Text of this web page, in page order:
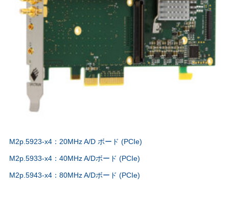
M2p.5923-x4：20MHz A/D ボード (PCIe)
M2p.5933-x4：40MHz A/Dボード (PCIe)
M2p.5943-x4：80MHz A/Dボード (PCIe)